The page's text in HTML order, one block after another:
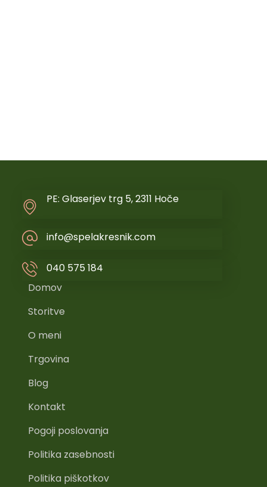
PE: Glaserjev trg 5, 2311 Hoče
info@spelakresnik.com
040 575 184
Domov
Storitve
O meni
Trgovina
Blog
Kontakt
Pogoji poslovanja
Politika zasebnosti
Politika piškotkov